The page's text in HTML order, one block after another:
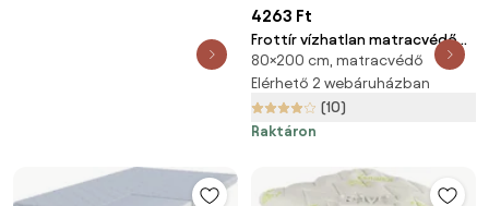
4263 Ft
Frottír vízhatlan matracvédő
80 x 200 cm
80×200 cm, matracvédő
Elérhető 2 webáruházban
(10)
Raktáron